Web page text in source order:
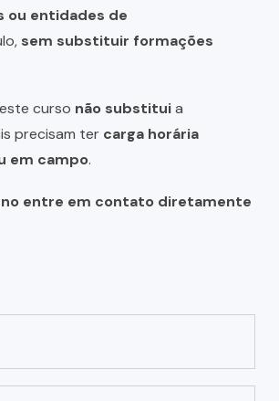
ou entidades de
sem substituir formações
curso não substituia
precisam ter carga horária
em campo.
entre em contato diretamente